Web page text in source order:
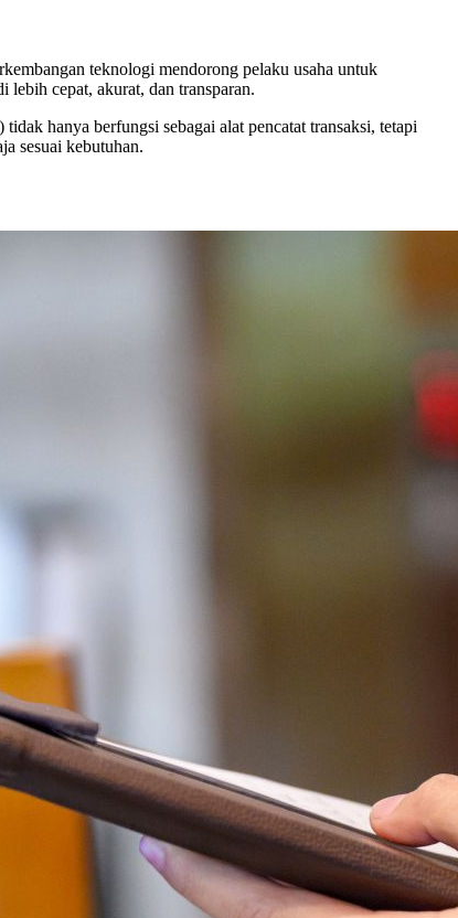
teknologi mendorong pelaku usaha untuk
lebih cepat, akurat, dan transparan.
tidak hanya berfungsi sebagai alat pencatat transaksi, tetapi
sesuai kebutuhan.